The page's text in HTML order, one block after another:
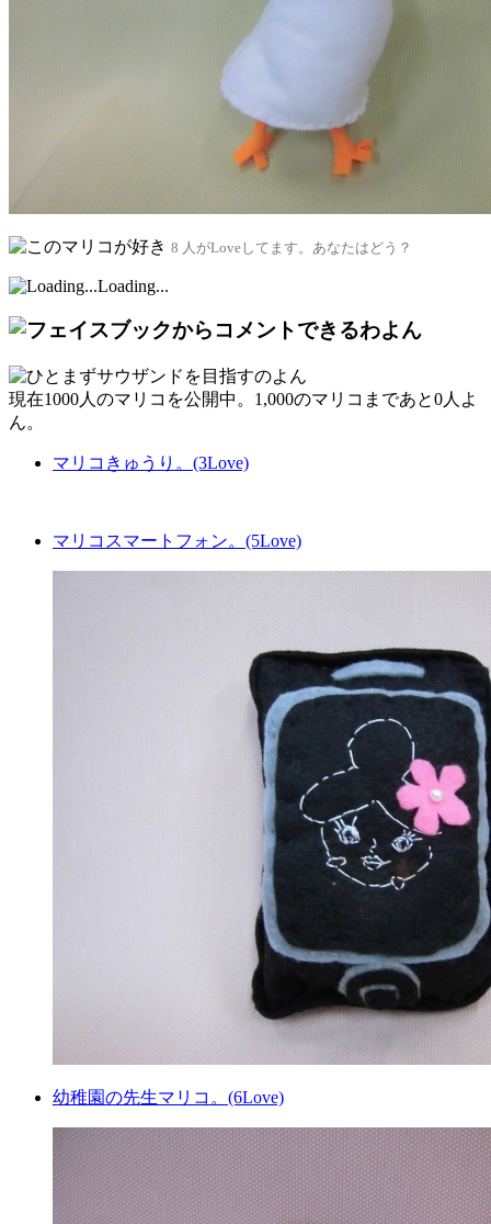
8 人がLoveしてます。あなたはどう？
Loading...
現在1000人 のマリコを公開中。1,000のマリコまであと0人 よ
ん。
マリコきゅうり。(3Love)
マリコスマートフォン。(5Love)
幼稚園の先生マリコ。(6Love)